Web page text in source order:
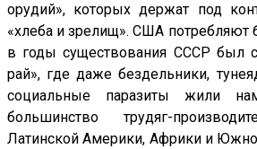
орудий», которых держат под
«хлеба и зрелищ». США потребляют
в годы существования СССР был
рай», где даже бездельники,
социальные паразиты жили
большинство трудяг-
Латинской Америки, Африки и